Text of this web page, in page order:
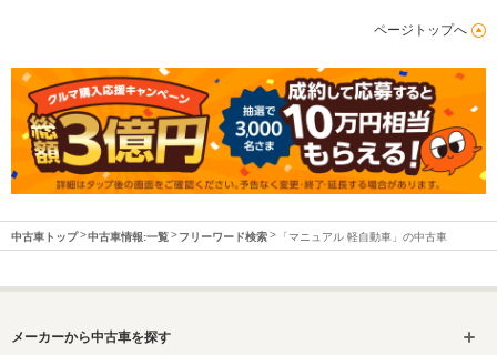
ページトップへ
中古車トップ 中古車情報:一覧 フリーワード検索 「マニュアル 軽自動車」の中古車
メーカーから中古車を探す